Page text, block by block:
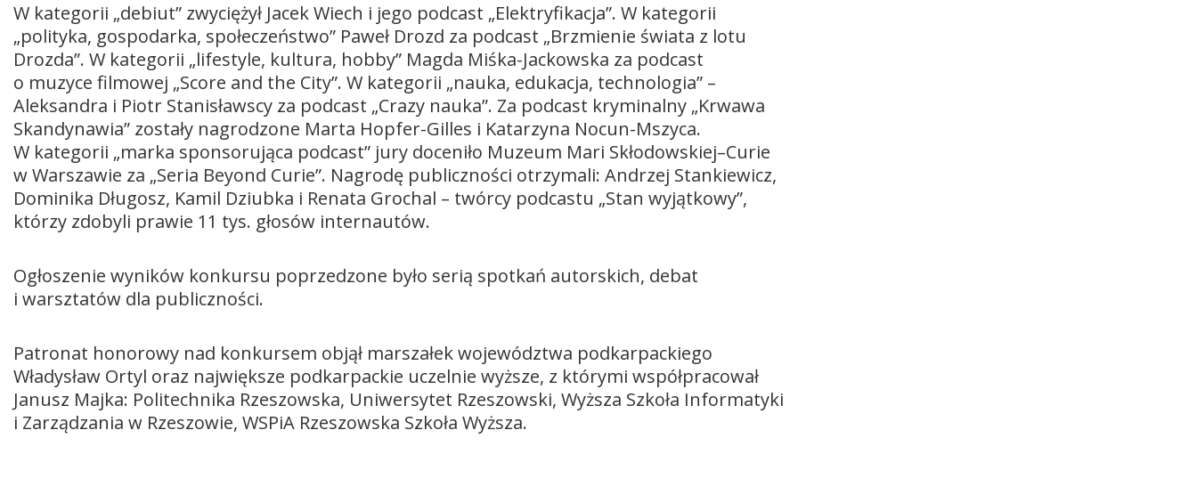
W kategorii „debiut” zwyciężył Jacek Wiech i jego podcast „Elektryfikacja”. W kategorii
„polityka, gospodarka, społeczeństwo” Paweł Drozd za podcast „Brzmienie świata z lotu
Drozda”. W kategorii „lifestyle, kultura, hobby” Magda Miśka-Jackowska za podcast
o muzyce filmowej „Score and the City”. W kategorii „nauka, edukacja, technologia” –
Aleksandra i Piotr Stanisławscy za podcast „Crazy nauka”. Za podcast kryminalny „Krwawa
Skandynawia” zostały nagrodzone Marta Hopfer-Gilles i Katarzyna Nocun-Mszyca.
W kategorii „marka sponsorująca podcast” jury doceniło Muzeum Mari Skłodowskiej–Curie
w Warszawie za „Seria Beyond Curie”. Nagrodę publiczności otrzymali: Andrzej Stankiewicz,
Dominika Długosz, Kamil Dziubka i Renata Grochal – twórcy podcastu „Stan wyjątkowy”,
którzy zdobyli prawie 11 tys. głosów internautów.
Ogłoszenie wyników konkursu poprzedzone było serią spotkań autorskich, debat
i warsztatów dla publiczności.
Patronat honorowy nad konkursem objął marszałek województwa podkarpackiego
Władysław Ortyl oraz największe podkarpackie uczelnie wyższe, z którymi współpracował
Janusz Majka: Politechnika Rzeszowska, Uniwersytet Rzeszowski, Wyższa Szkoła Informatyki
i Zarządzania w Rzeszowie, WSPiA Rzeszowska Szkoła Wyższa.